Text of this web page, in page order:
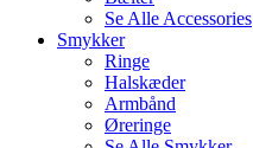
Se Alle Accessories
Smykker
Ringe
Halskæder
Armbånd
Øreringe